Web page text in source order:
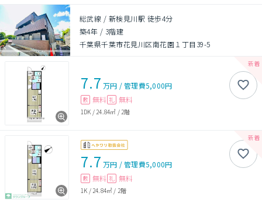
総武線 / 新検見川駅 徒歩4分
築4年 / 3階建
千葉県千葉市花見川区南花園１丁目39-5
7.7 万円 /管理費5,000円
敷 無料 礼 無料
1DK / 24.84㎡ / 2階
7.7 万円 /管理費5,000円
敷 無料 礼 無料
1K /24.84㎡ / 2階